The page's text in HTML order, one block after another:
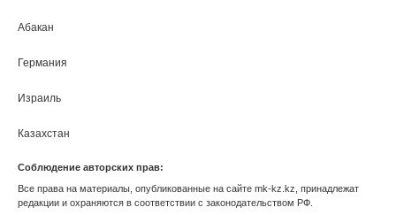
Абакан
Анадырь
Архангельск
Астрахань
Барнаул
Белгород
МК Зарубежом
Германия
Израиль
Казахстан
Киргизия
Турция
Соблюдение авторских прав:
Все права на материалы, опубликованные на сайте mk-kz.kz, принадлежат
редакции и охраняются в соответствии с законодательством РФ.